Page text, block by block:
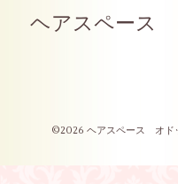
ヘアスペース
©2026 ヘアスペース オド